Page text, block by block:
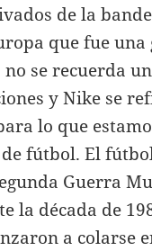
de la
que fue una
se recuerda
y Nike se
lo que
fútbol. El
Guerra
la década de
a colarse